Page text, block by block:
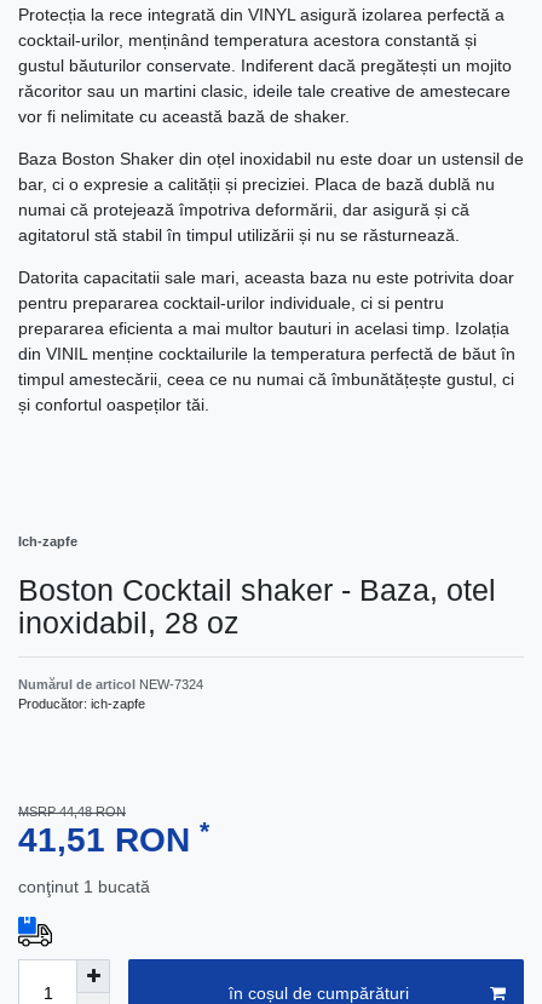
Protecția la rece integrată din VINYL asigură izolarea perfectă a
cocktail-urilor, menținând temperatura acestora constantă și
gustul băuturilor conservate. Indiferent dacă pregătești un mojito
răcoritor sau un martini clasic, ideile tale creative de amestecare
vor fi nelimitate cu această bază de shaker.
Baza Boston Shaker din oțel inoxidabil nu este doar un ustensil de
bar, ci o expresie a calității și preciziei. Placa de bază dublă nu
numai că protejează împotriva deformării, dar asigură și că
agitatorul stă stabil în timpul utilizării și nu se răsturnează.
Datorita capacitatii sale mari, aceasta baza nu este potrivita doar
pentru prepararea cocktail-urilor individuale, ci si pentru
prepararea eficienta a mai multor bauturi in acelasi timp. Izolația
din VINIL menține cocktailurile la temperatura perfectă de băut în
timpul amestecării, ceea ce nu numai că îmbunătățește gustul, ci
și confortul oaspeților tăi.
Ich-zapfe
Boston Cocktail shaker - Baza, otel
inoxidabil, 28 oz
Numărul de articol NEW-7324
Producător: ich-zapfe
MSRP 44,48 RON
41,51 RON *
conţinut 1 bucată
în coșul de cumpărături